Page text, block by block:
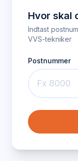
Hvor skal
Indtast
VVS-tekniker
Postnummer